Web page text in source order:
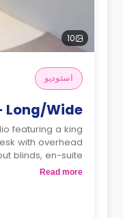
10
استوديو
Long/Wide
featuring a king
with overhead
blinds, en-suite
with a fridge,
Read more